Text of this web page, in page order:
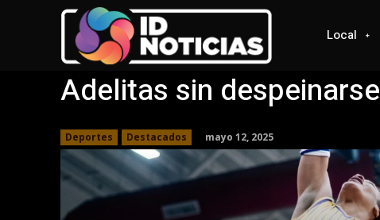
Local
Adelitas sin despeinarse
Deportes Destacados mayo 12, 2025